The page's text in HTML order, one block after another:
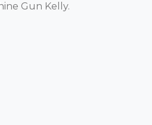
Gun Kelly.